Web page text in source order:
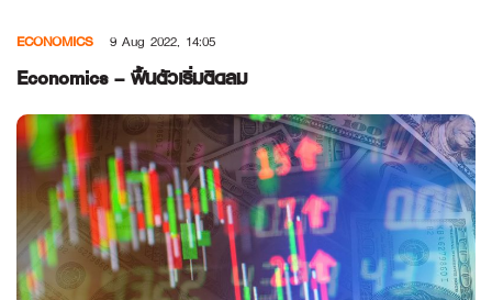
content
ECONOMICS 9 Aug 2022, 14:05
Economics – ฟื้นตัวเริ่มติดลม